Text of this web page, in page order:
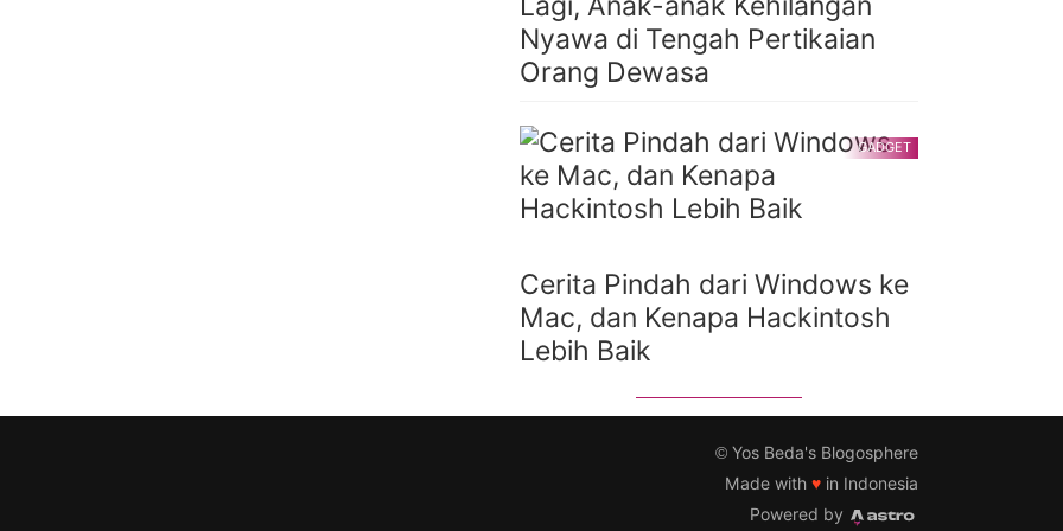
Nyawa di Tengah Pertikaian
Orang Dewasa
GADGET
Cerita Pindah dari Windows ke
Mac, dan Kenapa Hackintosh
Lebih Baik
© Yos Beda's Blogosphere
Made with ♥ in Indonesia
Powered by